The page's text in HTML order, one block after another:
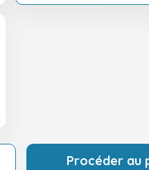
Procéder au